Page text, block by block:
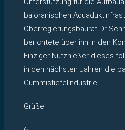
Unterstützung für die
bajoranischen
Oberregierungsbaurat Dr
berichtete über ihn in den
Einziger Nutznießer dieses
in den nächsten Jahren die
Gummistiefelindustrie.
Grüße